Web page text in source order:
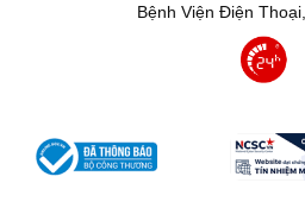
Bệnh Viện Điện